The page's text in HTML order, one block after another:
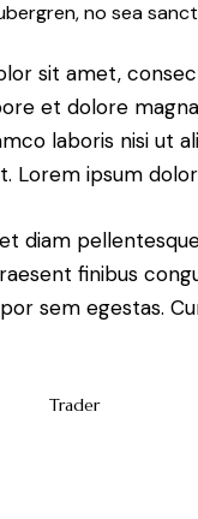
no sea
sit amet,
et dolore
laboris nisi ut
Lorem ipsum
diam
finibus
sem egestas.
Trader